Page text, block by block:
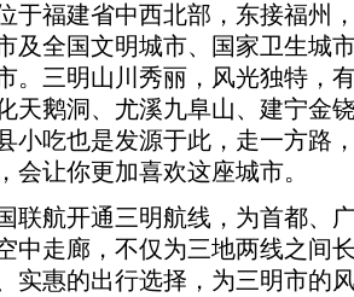
福建省中西北部，东接福州
及全国文明城市、国家卫生城
。三明山川秀丽，风光独特，
天鹅洞、尤溪九阜山、建宁金
小吃也是发源于此，走一方路
会让你更加喜欢这座城市。
航开通三明航线，为首都、
中走廊，不仅为三地两线之间
实惠的出行选择，为三明市的